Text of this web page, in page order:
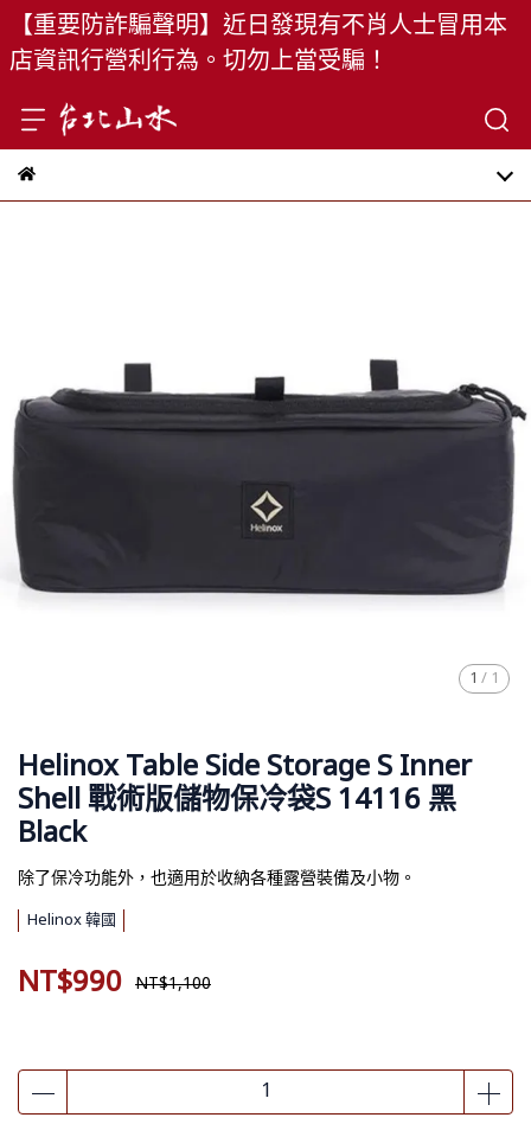
【重要防詐騙聲明】近日發現有不肖人士冒用本
店資訊行營利行為。切勿上當受騙！
1 / 1
Helinox Table Side Storage S Inner
Shell 戰術版儲物保冷袋S 14116 黑
Black
除了保冷功能外，也適用於收納各種露營裝備及小物。
Helinox 韓國
NT$990 NT$1,100